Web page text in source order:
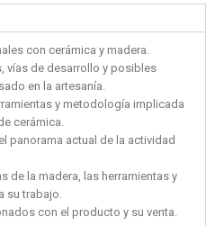
con cerámica y madera.
vías de desarrollo y posibles
en la artesanía.
y metodología implicada
cerámica.
panorama actual de la actividad
de la madera, las herramientas y
su trabajo.
con el producto y su venta.